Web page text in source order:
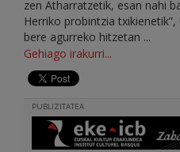
zen Atharratzetik, esan nahi
Herriko probintzia
bere agurreko hitzetan ...
Gehiago irakurri...
PUBLIZITATEA